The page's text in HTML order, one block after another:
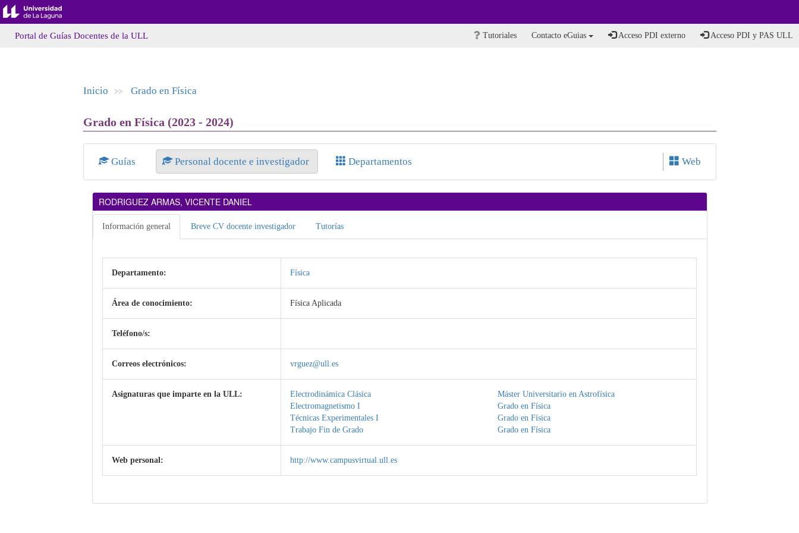
Portal de Guías Docentes de la ULL Tutoriales Contacto eGuias Acceso PDI externo Acceso PDI y PAS ULL
Inicio >> Grado en Física
Grado en Física (2023 - 2024)
Guías Personal docente e investigador Departamentos Web
RODRIGUEZ ARMAS, VICENTE DANIEL
Información general Breve CV docente investigador Tutorías
Departamento: Física
Área de conocimiento: Física Aplicada
Teléfono/s:
Correos electrónicos: vrguez@ull.es
Asignaturas que imparte en la ULL: Electrodinámica Clásica
Máster Universitario en Astrofísica
Electromagnetismo I
Grado en Física
Técnicas Experimentales I
Grado en Física
Trabajo Fin de Grado
Grado en Física
Web personal: http://www.campusvirtual.ull.es